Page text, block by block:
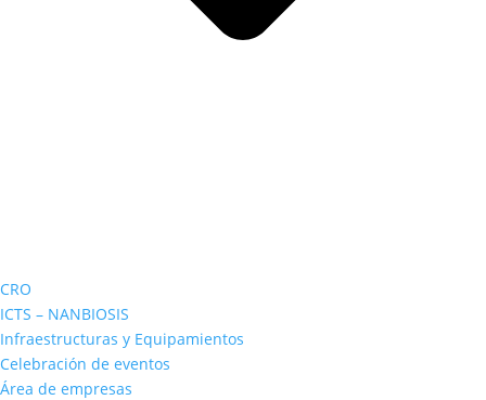
CRO
ICTS – NANBIOSIS
Infraestructuras y Equipamientos
Celebración de eventos
Área de empresas